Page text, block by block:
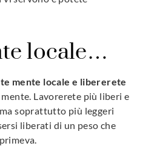
locale…
mente locale e libererete
Lavorerete più liberi e
soprattutto più leggeri
liberati di un peso che